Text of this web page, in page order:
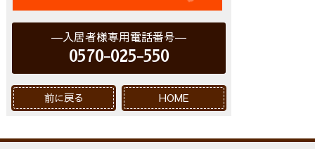
入居者様専用電話番号
0570-025-550
前に戻る HOME